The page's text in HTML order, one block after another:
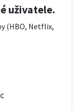
uživatele.
(HBO, Netflix,